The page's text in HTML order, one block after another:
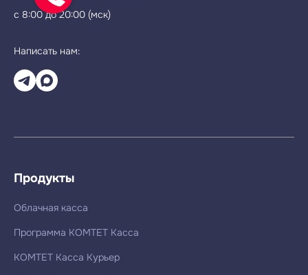
с 8:00 до 20:00 (мск)
Написать нам:
Продукты
Облачная касса
Программа КОМТЕТ Касса
КОМТЕТ Касса Курьер